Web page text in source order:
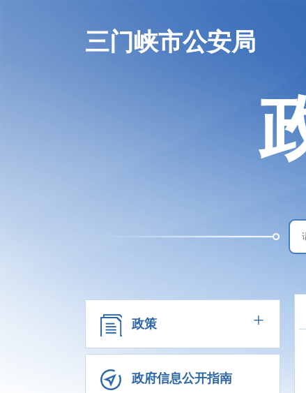
三门峡市公安局
政策 +
政府信息公开指南